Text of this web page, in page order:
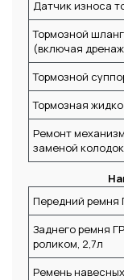
Датчик износа
Тормозной
(включая
Тормозной
Тормозная
Ремонт
заменой
Передний ремня
Заднего ремня
роликом, 2,7л
Ремень